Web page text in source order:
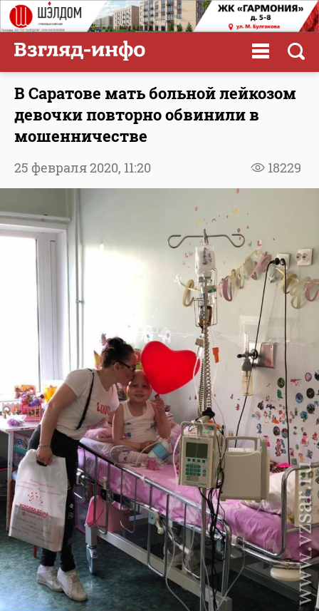
В Саратове мать больной лейкозом
девочки повторно обвинили в
мошенничестве
18229
25 февраля 2020, 11:20